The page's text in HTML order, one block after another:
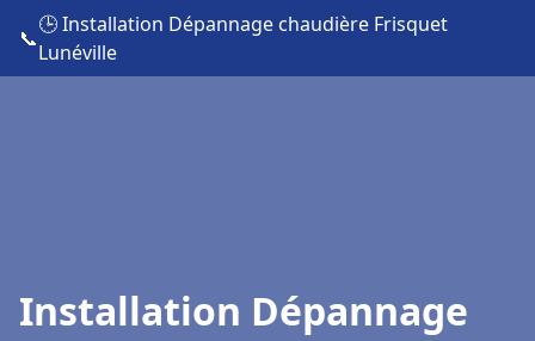
📞
🕒 Installation Dépannage chaudière Frisquet
Lunéville
Installation Dépannage